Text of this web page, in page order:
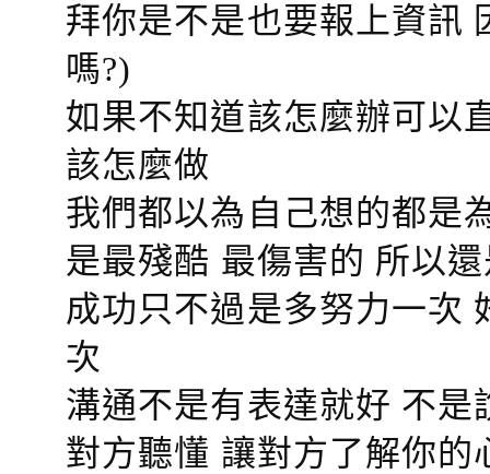
拜你是不是也要報上資訊
嗎?)
如果不知道該怎麼辦可以
該怎麼做
我們都以為自己想的都是
是最殘酷 最傷害的 所以
成功只不過是多努力一次
次
溝通不是有表達就好 不
對方聽懂 讓對方了解你